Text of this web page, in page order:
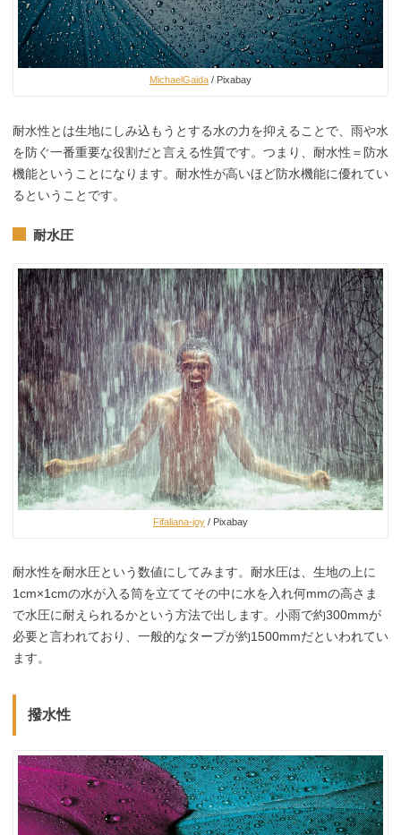
MichaelGaida / Pixabay
耐水性とは生地にしみ込もうとする水の力を抑えることで、雨や水
を防ぐ一番重要な役割だと言える性質です。つまり、耐水性＝防水
機能ということになります。耐水性が高いほど防水機能に優れてい
るということです。
耐水圧
Fifaliana-joy / Pixabay
耐水性を耐水圧という数値にしてみます。耐水圧は、生地の上に
1cm×1cmの水が入る筒を立ててその中に水を入れ何mmの高さま
で水圧に耐えられるかという方法で出します。小雨で約300mmが
必要と言われており、一般的なタープが約1500mmだといわれてい
ます。
撥水性